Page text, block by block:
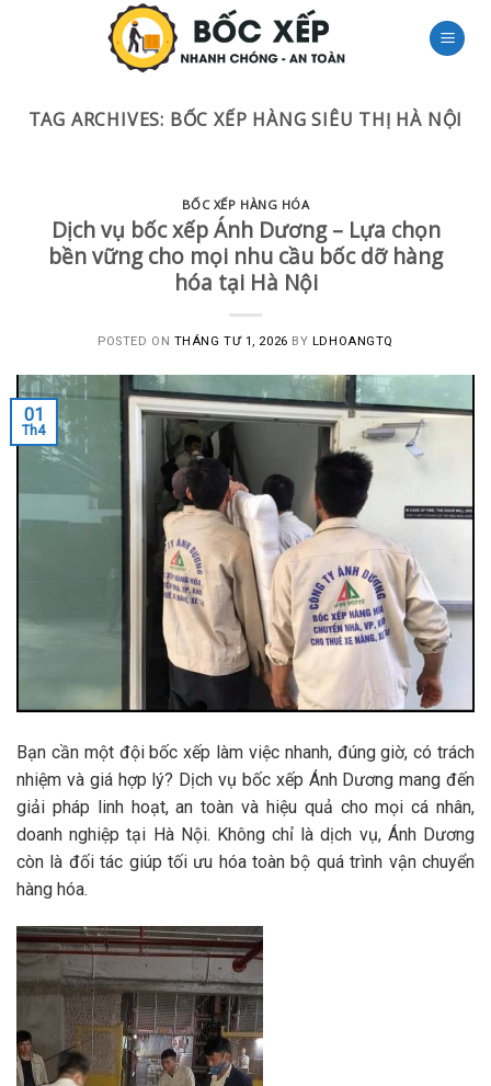
TAG ARCHIVES: BỐC XẾP HÀNG SIÊU THỊ HÀ NỘI
BỐC XẾP HÀNG HÓA
Dịch vụ bốc xếp Ánh Dương – Lựa chọn
bền vững cho mọi nhu cầu bốc dỡ hàng
hóa tại Hà Nội
POSTED ON THÁNG TƯ 1, 2026 BY LDHOANGTQ
01
Th4
Bạn cần một đội bốc xếp làm việc nhanh, đúng giờ, có trách
nhiệm và giá hợp lý? Dịch vụ bốc xếp Ánh Dương mang đến
giải pháp linh hoạt, an toàn và hiệu quả cho mọi cá nhân,
doanh nghiệp tại Hà Nội. Không chỉ là dịch vụ, Ánh Dương
còn là đối tác giúp tối ưu hóa toàn bộ quá trình vận chuyển
hàng hóa.